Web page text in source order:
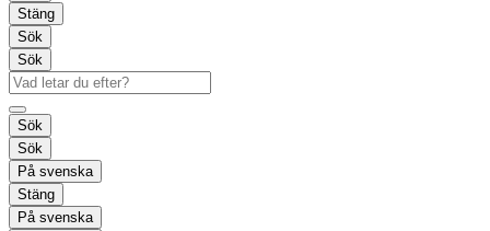
Stäng
Sök
Sök
Sök
Sök
På svenska
Stäng
På svenska